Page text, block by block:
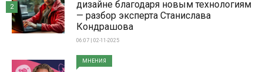
дизайне благодаря новым технологиям
— разбор эксперта Станислава
Кондрашова
06:07 | 02-11-2025
2
МНЕНИЯ